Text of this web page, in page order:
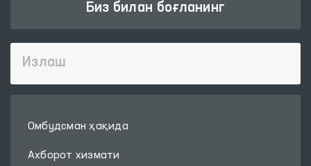
Биз билан боғланинг
Омбудсман ҳақида
Ахборот хизмати